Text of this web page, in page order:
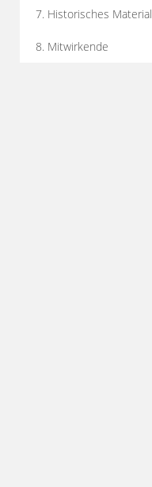
7. Historisches Material
8. Mitwirkende